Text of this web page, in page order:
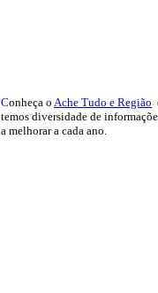
Conheça oAche Tudo e Região
temosdiversidade de
a melhorar a cada ano.